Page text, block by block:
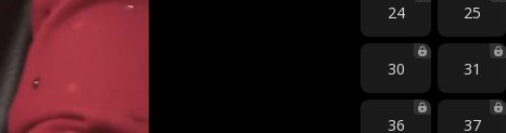
24 25
30 31
36 37